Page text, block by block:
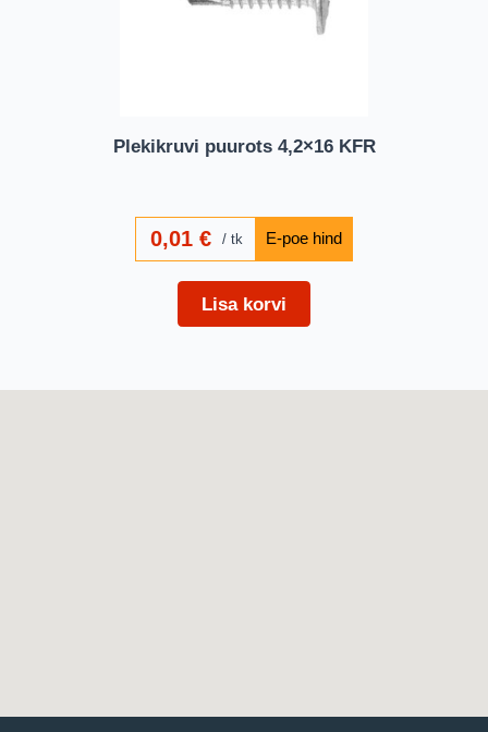
Plekikruvi puurots 4,2×16 KFR
0,01€ tk
Lisa korvi